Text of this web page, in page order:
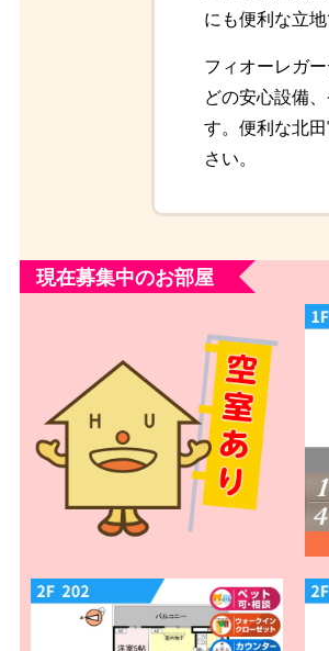
にも便利な立地
フィオーレガ
どの安心設備
す。便利な北
さい。
現在募集中のお部屋